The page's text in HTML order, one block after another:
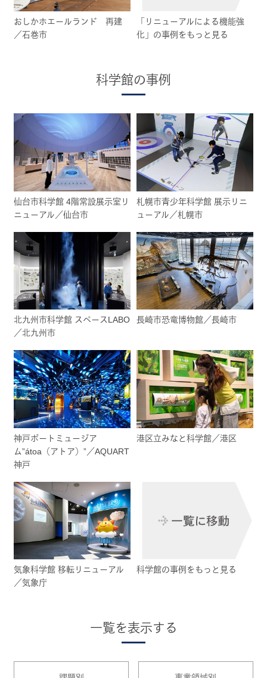
おしかホエールランド 再建
／石巻市
「リニューアルによる機能強
化」の事例をもっと見る
科学館の事例
仙台市科学館 4階常設展示室リ
ニューアル／仙台市
札幌市青少年科学館 展示リニ
ューアル／札幌市
北九州市科学館 スペースLABO
／北九州市
長崎市恐竜博物館／長崎市
神戸ポートミュージア
ム”átoa（アトア）”／AQUART
神戸
港区立みなと科学館／港区
気象科学館 移転リニューアル
／気象庁
科学館の事例をもっと見る
一覧を表示する